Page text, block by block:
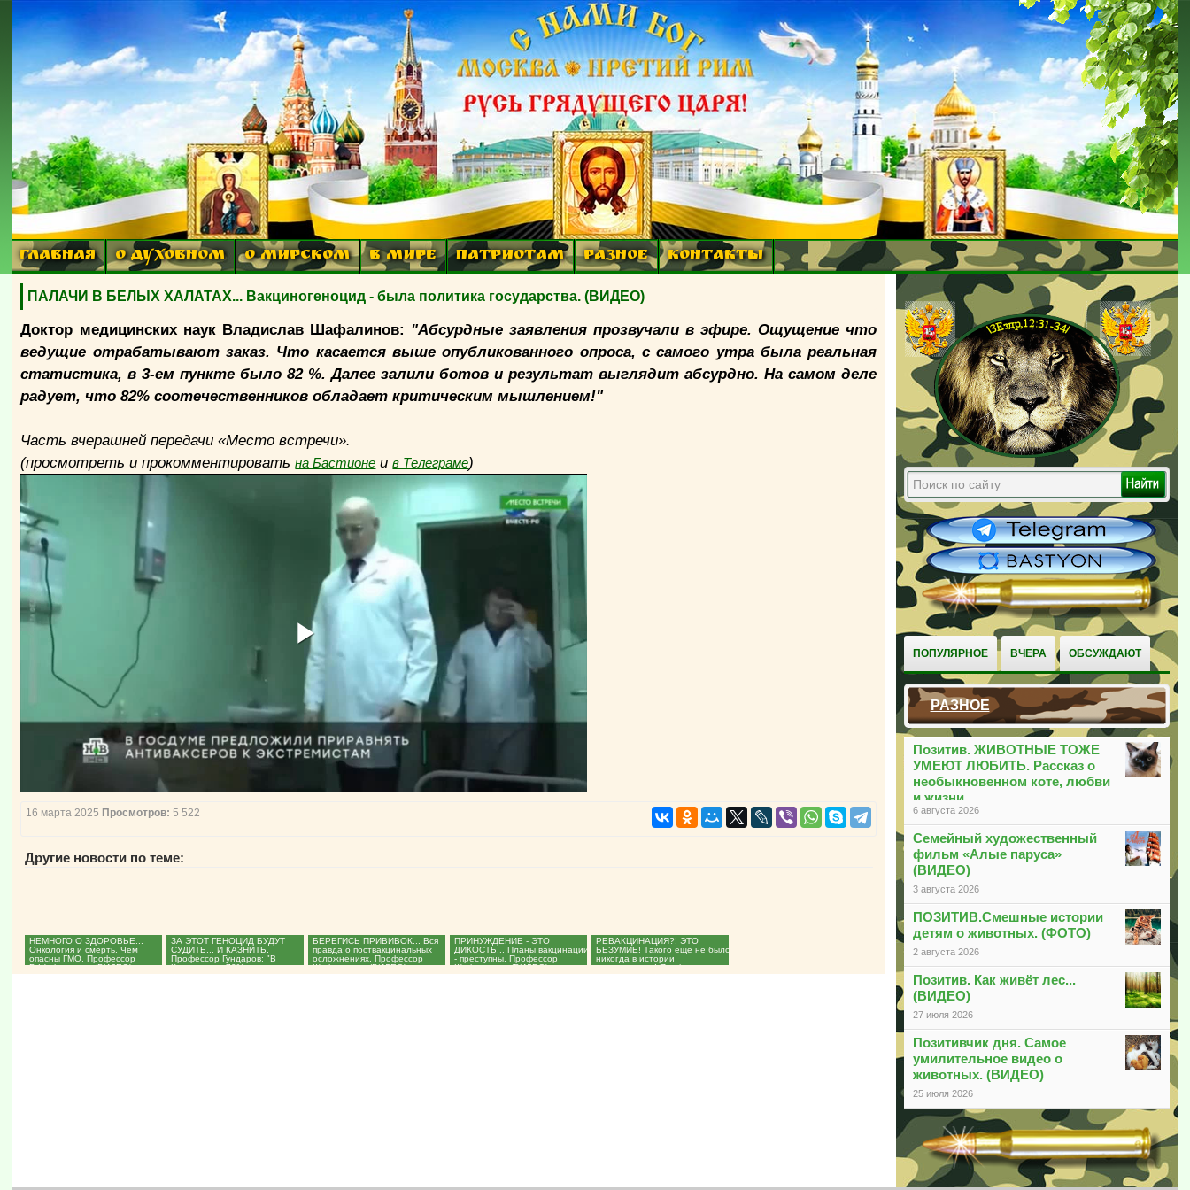
ГЛАВНАЯ О ДУХОВНОМ О МИРСКОМ В МИРЕ ПАТРИОТАМ РАЗНОЕ КОНТАКТЫ
ПОПУЛЯРНОЕ ВЧЕРА ОБСУЖДАЮТ
РАЗНОЕ
Позитив. ЖИВОТНЫЕ ТОЖЕ
УМЕЮТ ЛЮБИТЬ. Рассказ о
необыкновенном коте, любви
и жизни
6 августа 2026
Семейный художественный
фильм «Алые паруса»
(ВИДЕО)
3 августа 2026
ПОЗИТИВ.Смешные истории
детям о животных. (ФОТО)
2 августа 2026
Позитив. Как живёт лес...
(ВИДЕО)
27 июля 2026
Позитивчик дня. Самое
умилительное видео о
животных. (ВИДЕО)
25 июля 2026
ПАЛАЧИ В БЕЛЫХ ХАЛАТАХ... Вакциногеноцид - была политика государства. (ВИДЕО)
Доктор медицинских наук Владислав Шафалинов: "Абсурдные заявления прозвучали в эфире. Ощущение что
ведущие отрабатывают заказ. Что касается выше опубликованного опроса, с самого утра была реальная
статистика, в 3-ем пункте было 82 %. Далее залили ботов и результат выглядит абсурдно. На самом деле
радует, что 82% соотечественников обладает критическим мышлением!"
Часть вчерашней передачи «Место встречи».
(просмотреть и прокомментироватьна Бастионе ив Телеграме)
16 марта 2025 Просмотров: 5 522
Другие новости по теме:
НЕМНОГО О ЗДОРОВЬЕ...
Онкология и смерть. Чем
опасны ГМО. Профессор
В.Шафалинов. (ВИДЕО)...
ЗА ЭТОТ ГЕНОЦИД БУДУТ
СУДИТЬ... И КАЗНИТЬ.
Профессор Гундаров: "В
Коммунарке 70% умерших от...
БЕРЕГИСЬ ПРИВИВОК... Вся
правда о поствакцинальных
осложнениях. Профессор
Шафалинов. (ВИДЕО)...
ПРИНУЖДЕНИЕ - ЭТО
ДИКОСТЬ... Планы вакцинации
- преступны. Профессор
Шафалинов. (ВИДЕО)...
РЕВАКЦИНАЦИЯ?! ЭТО
БЕЗУМИЕ! Такого еще не было
никогда в истории
человечества! Профессор
Шафалинов...